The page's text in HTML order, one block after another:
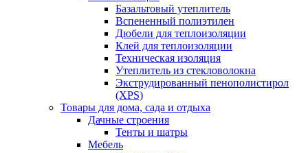
Базальтовый утеплитель
Вспененный полиэтилен
Дюбели для теплоизоляции
Клей для теплоизоляции
Техническая изоляция
Утеплитель из стекловолокна
Экструдированный пенополистирол
(XPS)
Товары для дома, сада и отдыха
Дачные строения
Тенты и шатры
Мебель